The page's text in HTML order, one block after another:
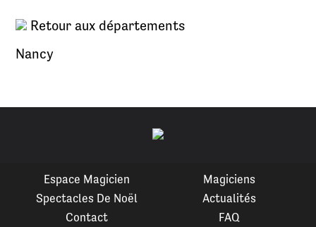
Retour aux départements
Nancy
Espace Magicien
Magiciens
Spectacles De Noël
Actualités
Contact
FAQ